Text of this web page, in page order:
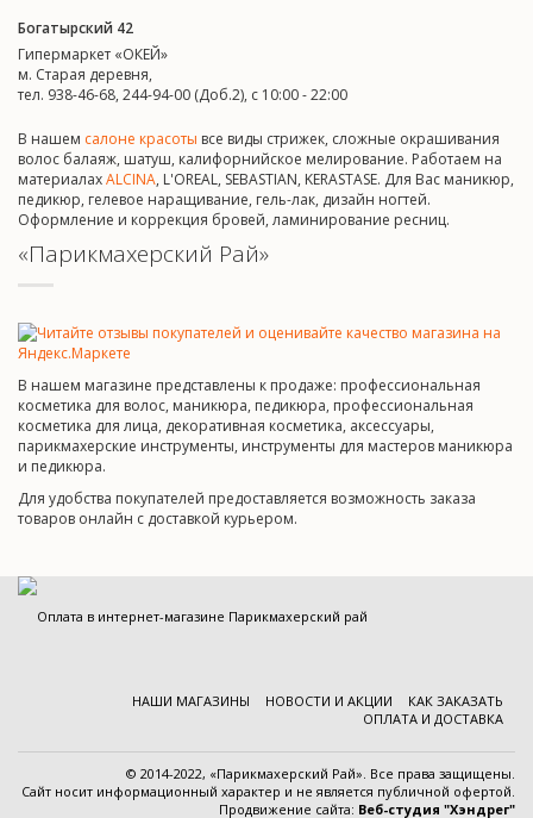
Богатырский 42
Гипермаркет «ОКЕЙ»
м. Старая деревня,
тел. 938-46-68, 244-94-00 (Доб.2), c 10:00 - 22:00
В нашем салоне красоты все виды стрижек, сложные окрашивания
волос балаяж, шатуш, калифорнийское мелирование. Работаем на
материалахALCINA, L'OREAL, SEBASTIAN, KERASTASE. Для Вас маникюр,
педикюр, гелевое наращивание, гель-лак, дизайн ногтей.
Оформление и коррекция бровей, ламинирование ресниц.
«Парикмахерский Рай»
В нашем магазине представлены к продаже: профессиональная
косметика для волос, маникюра, педикюра, профессиональная
косметика для лица, декоративная косметика, аксессуары,
парикмахерские инструменты, инструменты для мастеров маникюра
и педикюра.
Для удобства покупателей предоставляется возможность заказа
товаров онлайн с доставкой курьером.
НАШИ МАГАЗИНЫ НОВОСТИ И АКЦИИ
КАК ЗАКАЗАТЬ
ОПЛАТА И ДОСТАВКА
© 2014-2022, «Парикмахерский Рай». Все права защищены.
Cайт носит информационный характер и не является публичной офертой.
Продвижение сайта: Веб-студия "Хэндрег"